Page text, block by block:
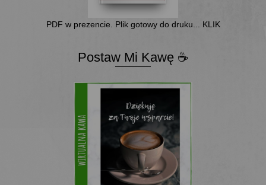
PDF w prezencie. Plik gotowy do druku... KLIK
Postaw Mi Kawę ☕